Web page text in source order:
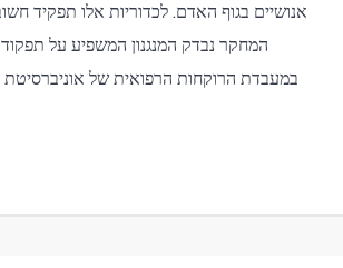
אנושיים בגוף האדם. לכדוריות אלו תפקיד
המחקר נבדק המנגנון המשפיע על
במעבדת הרוקחות הרפואית של